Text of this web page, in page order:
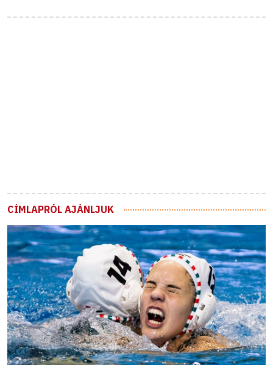
CÍMLAPRÓL AJÁNLJUK